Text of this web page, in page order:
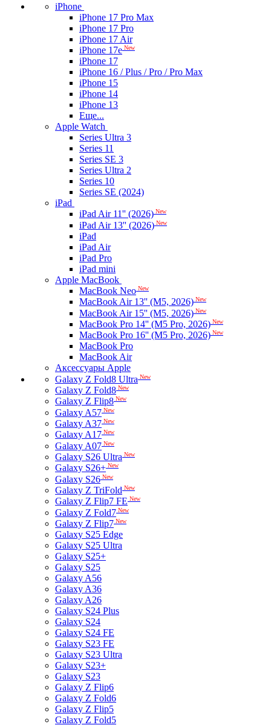
iPhone
iPhone 17 Pro Max
iPhone 17 Pro
iPhone 17 Air
iPhone 17e New
iPhone 17
iPhone 16 / Plus / Pro / Pro Max
iPhone 15
iPhone 14
iPhone 13
Еще...
Apple Watch
Series Ultra 3
Series 11
Series SE 3
Series Ultra 2
Series 10
Series SE (2024)
iPad
iPad Air 11'' (2026) New
iPad Air 13'' (2026) New
iPad
iPad Air
iPad Pro
iPad mini
Apple MacBook
MacBook Neo New
MacBook Air 13'' (M5, 2026) New
MacBook Air 15'' (M5, 2026) New
MacBook Pro 14'' (M5 Pro, 2026) New
MacBook Pro 16'' (M5 Pro, 2026) New
MacBook Pro
MacBook Air
Аксессуары Apple
Galaxy Z Fold8 Ultra New
Galaxy Z Fold8 New
Galaxy Z Flip8 New
Galaxy A57 New
Galaxy A37 New
Galaxy A17 New
Galaxy A07 New
Galaxy S26 Ultra New
Galaxy S26+ New
Galaxy S26 New
Galaxy Z TriFold New
Galaxy Z Flip7 FE New
Galaxy Z Fold7 New
Galaxy Z Flip7 New
Galaxy S25 Edge
Galaxy S25 Ultra
Galaxy S25+
Galaxy S25
Galaxy A56
Galaxy A36
Galaxy A26
Galaxy S24 Plus
Galaxy S24
Galaxy S24 FE
Galaxy S23 FE
Galaxy S23 Ultra
Galaxy S23+
Galaxy S23
Galaxy Z Flip6
Galaxy Z Fold6
Galaxy Z Flip5
Galaxy Z Fold5